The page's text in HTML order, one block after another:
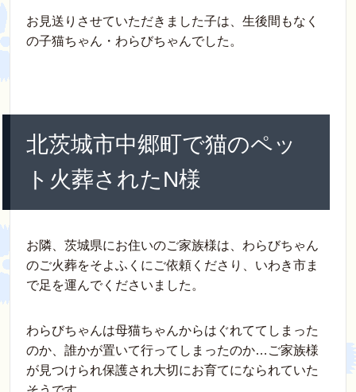
o
o
お見送りさせていただきました子は、生後間もなく
の子猫ちゃん・わらびちゃんでした。
北茨城市中郷町で猫のペッ
ト火葬されたN様
お隣、茨城県にお住いのご家族様は、わらびちゃん
のご火葬をそよふくにご依頼くださり、いわき市ま
で足を運んでくださいました。
わらびちゃんは母猫ちゃんからはぐれててしまった
のか、誰かが置いて行ってしまったのか…ご家族様
が見つけられ保護され大切にお育てになられていた